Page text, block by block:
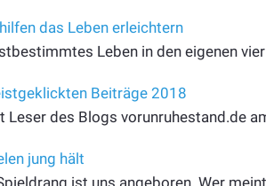
das Leben erleichtern
Leben in den eigenen
Beiträge 2018
Leser des Blogs vorunruhestand.de
jung hält
ist uns angeboren. Wer